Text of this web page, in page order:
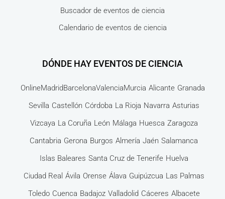
Buscador de eventos de ciencia
Calendario de eventos de ciencia
DÓNDE HAY EVENTOS DE CIENCIA
OnlineMadridBarcelonaValenciaMurcia Alicante Granada
Sevilla Castellón Córdoba La Rioja Navarra Asturias
Vizcaya La Coruña León Málaga Huesca Zaragoza
Cantabria Gerona Burgos Almería Jaén Salamanca
Islas Baleares Santa Cruz de Tenerife Huelva
Ciudad Real Ávila Orense Álava Guipúzcua Las Palmas
Toledo Cuenca Badajoz Valladolid Cáceres Albacete